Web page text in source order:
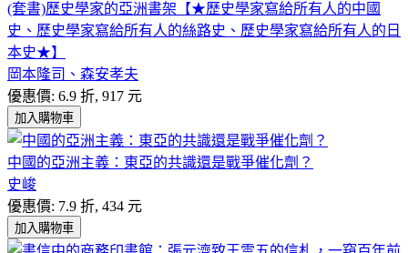
(套書)歷史學家的亞洲書架【★歷史學家寫給所有人的中國
史、歷史學家寫給所有人的絲路史、歷史學家寫給所有人的日
本史★】
岡本隆司、森安孝夫
優惠價: 6.9 折, 917 元
加入購物車
中國的亞洲主義：東亞的共識還是戰爭催化劑？
史峻
優惠價: 7.9 折, 434 元
加入購物車